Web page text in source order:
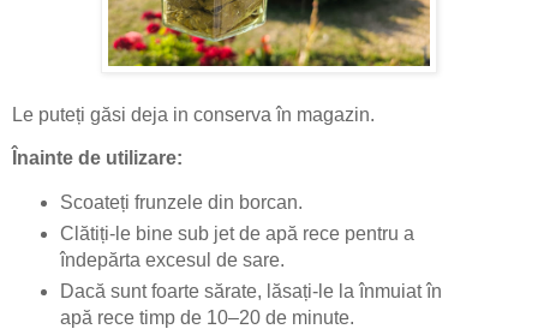
Le puteți găsi deja in conserva în magazin.
Înainte de utilizare:
Scoateți frunzele din borcan.
Clătiți-le bine sub jet de apă rece pentru a
îndepărta excesul de sare.
Dacă sunt foarte sărate, lăsați-le la înmuiat în
apă rece timp de 10–20 de minute.